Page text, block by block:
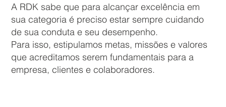
A RDK sabe que para alcançar excelência em
sua categoria é preciso estar sempre cuidando
de sua conduta e seu desempenho.
Para isso, estipulamos metas, missões e valores
que acreditamos serem fundamentais para a
empresa, clientes e colaboradores.